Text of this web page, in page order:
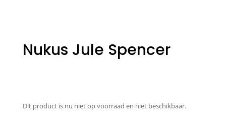
Nukus Jule Spencer
Dit product is nu niet op voorraad en niet beschikbaar.